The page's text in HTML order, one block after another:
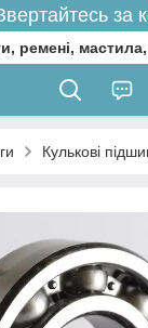
за
ремені,
Кулькові